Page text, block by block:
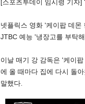
[스포츠투데이 임시령 기자
넷플릭스 영화 '케이팝 데몬
JTBC 예능 '냉장고를 부탁
이날 매기 강 감독은 '케이
에 올 때마다 집에 다시 돌
말했다.